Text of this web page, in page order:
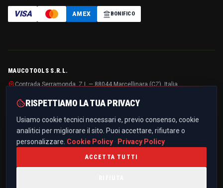
VISA AMEX BONIFICO
MAUCOTOOLS S.R.L.
Contrada Serramonda, Z.I. — 88044 Marcellinara (CZ), Italia
+39 0961 021836
info@maucotools.com
PEC:maucotoolssrl@pec.it
RISPETTIAMO LA TUA PRIVACY
Usiamo cookie tecnici necessari e, previo consenso, cookie
analitici per migliorare il sito. Puoi accettare, rifiutare o
personalizzare. Cookie Policy · Privacy Policy
ACCETTA TUTTI